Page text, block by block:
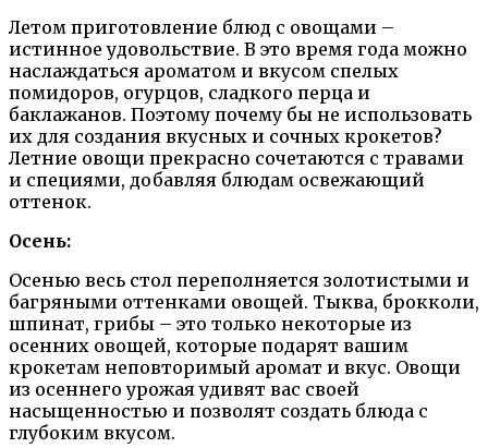
Летом приготовление блюд с овощами –
истинное удовольствие. В это время года можно
наслаждаться ароматом и вкусом спелых
помидоров, огурцов, сладкого перца и
баклажанов. Поэтому почему бы не использовать
их для создания вкусных и сочных крокетов?
Летние овощи прекрасно сочетаются с травами
и специями, добавляя блюдам освежающий
оттенок.
Осень:
Осенью весь стол переполняется золотистыми и
багряными оттенками овощей. Тыква, брокколи,
шпинат, грибы – это только некоторые из
осенних овощей, которые подарят вашим
крокетам неповторимый аромат и вкус. Овощи
из осеннего урожая удивят вас своей
насыщенностью и позволят создать блюда с
глубоким вкусом.